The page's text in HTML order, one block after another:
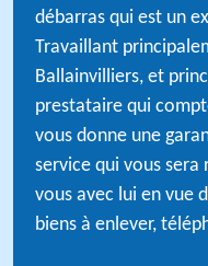
débarras qui est un
Travaillant
Ballainvilliers, et
prestataire qui
vous donne une
service qui vous sera
vous avec lui en vue
biens à enlever,